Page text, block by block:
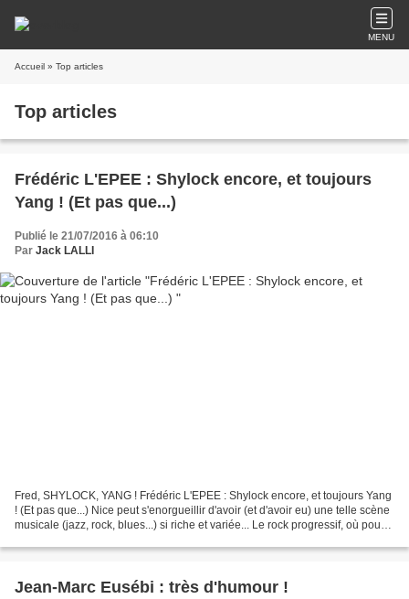
MENU
Accueil » Top articles
Top articles
Frédéric L'EPEE : Shylock encore, et toujours
Yang ! (Et pas que...)
Publié le 21/07/2016 à 06:10
Par Jack LALLI
Fred, SHYLOCK, YANG ! Frédéric L'EPEE : Shylock encore, et toujours Yang
! (Et pas que...) Nice peut s'enorgueillir d'avoir (et d'avoir eu) une telle scène
musicale (jazz, rock, blues...) si riche et variée... Le rock progressif, où pour
Jean-Marc Eusébi : très d'humour !